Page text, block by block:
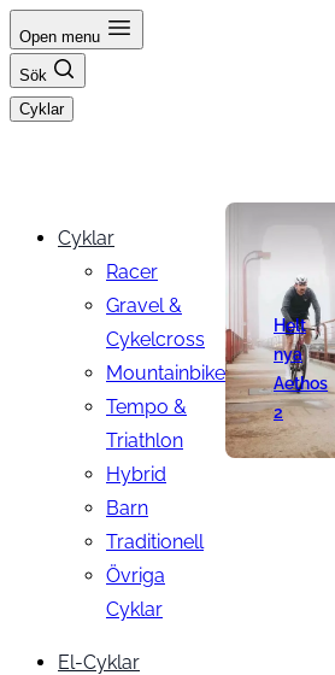
Hoppa
till
innehåll
Open menu
Sök
Cyklar
Cyklar
Racer
Gravel &
Cykelcross
Mountainbike
Tempo &
Triathlon
Hybrid
Barn
Traditionell
Övriga
Cyklar
El-Cyklar
Helt
nya
Aethos
2